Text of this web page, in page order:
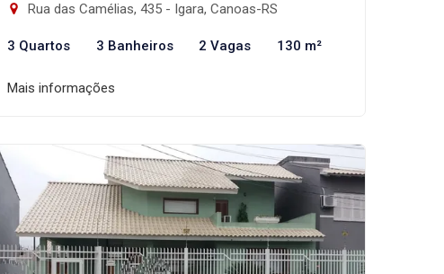
Rua das Camélias, 435 - Igara, Canoas-RS
3 Quartos 3 Banheiros 2 Vagas 130 m²
Mais informações